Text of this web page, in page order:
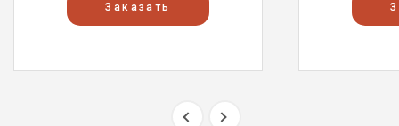
Заказать